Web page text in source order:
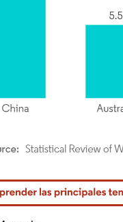
El uso requiere atribución